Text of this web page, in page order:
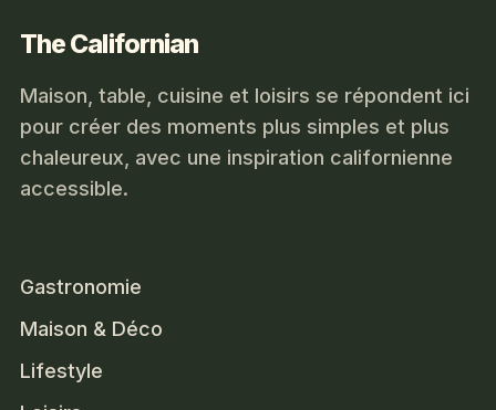
The Californian
Maison, table, cuisine et loisirs se répondent ici
pour créer des moments plus simples et plus
chaleureux, avec une inspiration californienne
accessible.
Gastronomie
Maison & Déco
Lifestyle